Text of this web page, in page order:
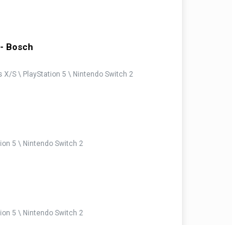
Bosch
X/S \ PlayStation 5 \ Nintendo Switch 2
5 \ Nintendo Switch 2
5 \ Nintendo Switch 2